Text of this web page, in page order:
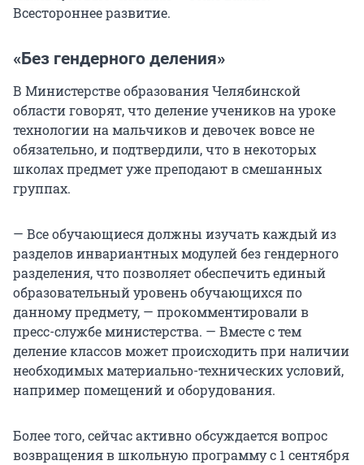
Всестороннее развитие.
«Без гендерного деления»
В Министерстве образования Челябинской
области говорят, что деление учеников на уроке
технологии на мальчиков и девочек вовсе не
обязательно, и подтвердили, что в некоторых
школах предмет уже преподают в смешанных
группах.
— Все обучающиеся должны изучать каждый из
разделов инвариантных модулей без гендерного
разделения, что позволяет обеспечить единый
образовательный уровень обучающихся по
данному предмету, — прокомментировали в
пресс-службе министерства. — Вместе с тем
деление классов может происходить при наличии
необходимых материально-технических условий,
например помещений и оборудования.
Более того, сейчас активно обсуждается вопрос
возвращения в школьную программу с 1 сентября